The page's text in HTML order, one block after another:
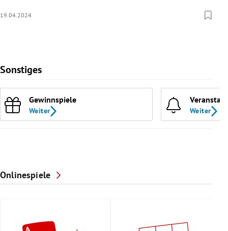
19.04.2024
Sonstiges
Gewinnspiele
Weiter Weiter
Onlinespiele